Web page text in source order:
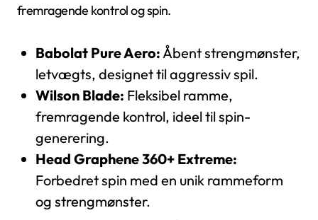
fremragende kontrol og spin.
Babolat Pure Aero: Åbent strengmønster,
letvægts, designet til aggressiv spil.
Wilson Blade: Fleksibel ramme,
fremragende kontrol, ideel til spin-
generering.
Head Graphene 360+ Extreme:
Forbedret spin med en unik rammeform
og strengmønster.